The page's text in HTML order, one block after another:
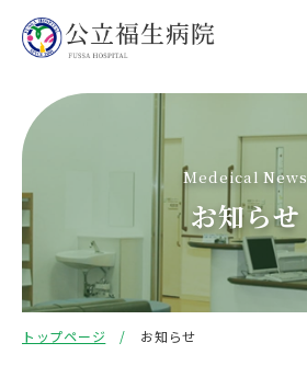
Medeical News
お知らせ
トップページ お知らせ